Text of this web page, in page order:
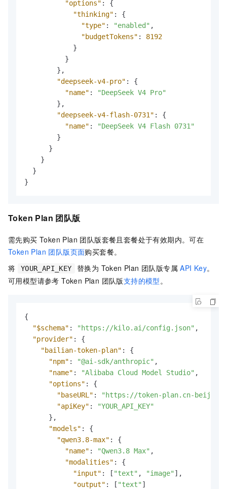
"options" :
{
"thinking" :
{
"type" : "enabled" ,
"budgetTokens" :
8192
}
}
} ,
"deepseek-v4-pro" :
{
"name" :
"DeepSeek V4 Pro"
} ,
"deepseek-v4-flash-0731" :
{
"name" :
"DeepSeek V4 Flash 0731"
}
}
}
}
}
Token Plan 团队版
需先购买 Token Plan 团队版套餐且套餐处于有效期内。可在
Token Plan 团队版页面购买套餐。
将
YOUR_API_KEY 替换为 Token Plan 团队版专属API Key。
可用模型请参考 Token Plan 团队版支持的模型 。
{
"$schema" : "https://kilo.ai/config.json" ,
"provider" :
{
"bailian-token-plan" :
{
"npm" : "@ai-sdk/anthropic" ,
"name" : "Alibaba Cloud Model Studio" ,
"options" :
{
"baseURL" :
"https://token-plan.cn-
"apiKey" :
"YOUR_API_KEY"
} ,
"models" :
{
"qwen3.8-max" :
{
"name" : "Qwen3.8 Max" ,
"modalities" :
{
"input" : [ "text" , "image" ] ,
"output" : [ "text" ]